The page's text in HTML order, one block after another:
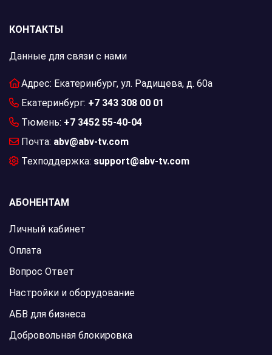
КОНТАКТЫ
Данные для связи с нами
Адрес: Екатеринбург, ул. Радищева, д. 60а
Екатеринбург: +7 343 308 00 01
Тюмень: +7 3452 55-40-04
Почта: abv@abv-tv.com
Техподдержка: support@abv-tv.com
АБОНЕНТАМ
Личный кабинет
Оплата
Вопрос Ответ
Настройки и оборудование
АБВ для бизнеса
Добровольная блокировка